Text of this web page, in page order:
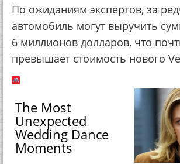
По ожиданиям экспертов, за
автомобиль могут выручить
6 миллионов долларов, что
превышает стоимость нового
The Most
Unexpected
Wedding Dance
Moments